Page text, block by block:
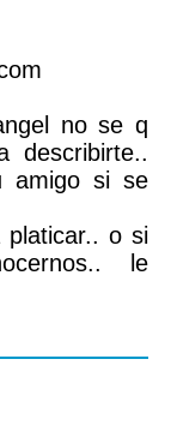
no se q
describirte..
amigo si se
o si
le